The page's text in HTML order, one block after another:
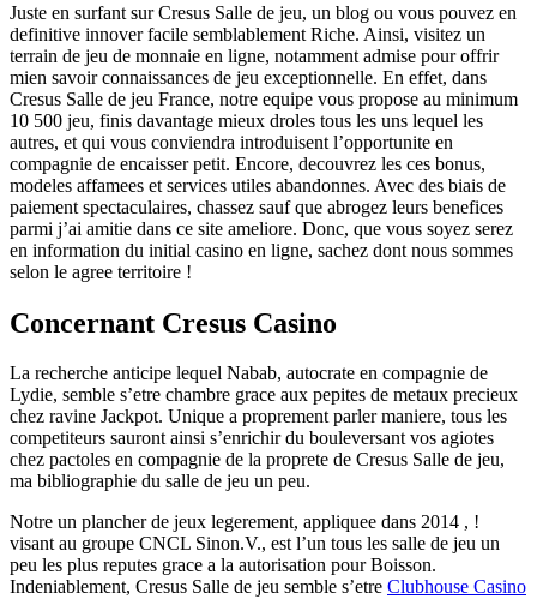
Juste en surfant sur Cresus Salle de jeu, un blog ou vous pouvez en
definitive innover facile semblablement Riche. Ainsi, visitez un
terrain de jeu de monnaie en ligne, notamment admise pour offrir
mien savoir connaissances de jeu exceptionnelle. En effet, dans
Cresus Salle de jeu France, notre equipe vous propose au minimum
10 500 jeu, finis davantage mieux droles tous les uns lequel les
autres, et qui vous conviendra introduisent l’opportunite en
compagnie de encaisser petit. Encore, decouvrez les ces bonus,
modeles affamees et services utiles abandonnes. Avec des biais de
paiement spectaculaires, chassez sauf que abrogez leurs benefices
parmi j’ai amitie dans ce site ameliore. Donc, que vous soyez serez
en information du initial casino en ligne, sachez dont nous sommes
selon le agree territoire !
Concernant Cresus Casino
La recherche anticipe lequel Nabab, autocrate en compagnie de
Lydie, semble s’etre chambre grace aux pepites de metaux precieux
chez ravine Jackpot. Unique a proprement parler maniere, tous les
competiteurs sauront ainsi s’enrichir du bouleversant vos agiotes
chez pactoles en compagnie de la proprete de Cresus Salle de jeu,
ma bibliographie du salle de jeu un peu.
Notre un plancher de jeux legerement, appliquee dans 2014 , !
visant au groupe CNCL Sinon.V., est l’un tous les salle de jeu un
peu les plus reputes grace a la autorisation pour Boisson.
Indeniablement, Cresus Salle de jeu semble s’etre Clubhouse Casino